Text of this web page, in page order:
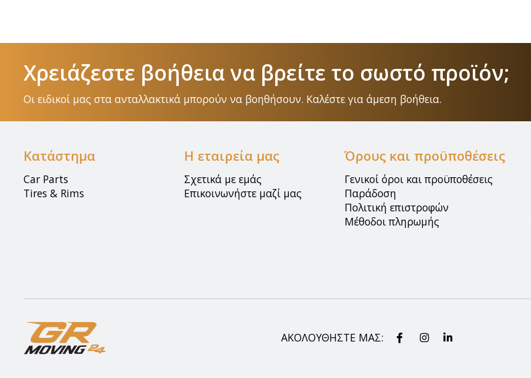
Χρειάζεστε βοήθεια να βρείτε το σωστό προϊόν;
Οι ειδικοί μας στα ανταλλακτικά μπορούν να βοηθήσουν. Καλέστε για άμεση βοήθεια.
Κατάστημα
Car Parts
Tires & Rims
Η εταιρεία μας
Σχετικά με εμάς
Επικοινωνήστε μαζί μας
Όρους και προϋποθέσεις
Γενικοί όροι και προϋποθέσεις
Παράδοση
Πολιτική επιστροφών
Μέθοδοι πληρωμής
ΑΚΟΛΟΥΘΗΣΤΕ ΜΑΣ: